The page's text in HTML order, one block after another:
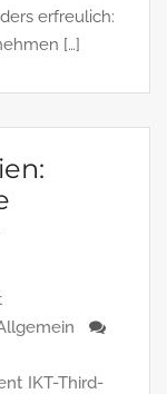
erfreulich:
[…]
IKT-Third-